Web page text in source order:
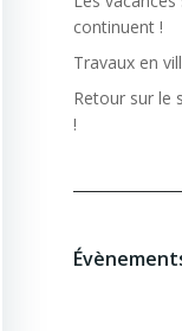
continuent !
Travaux en
Retour sur le
!